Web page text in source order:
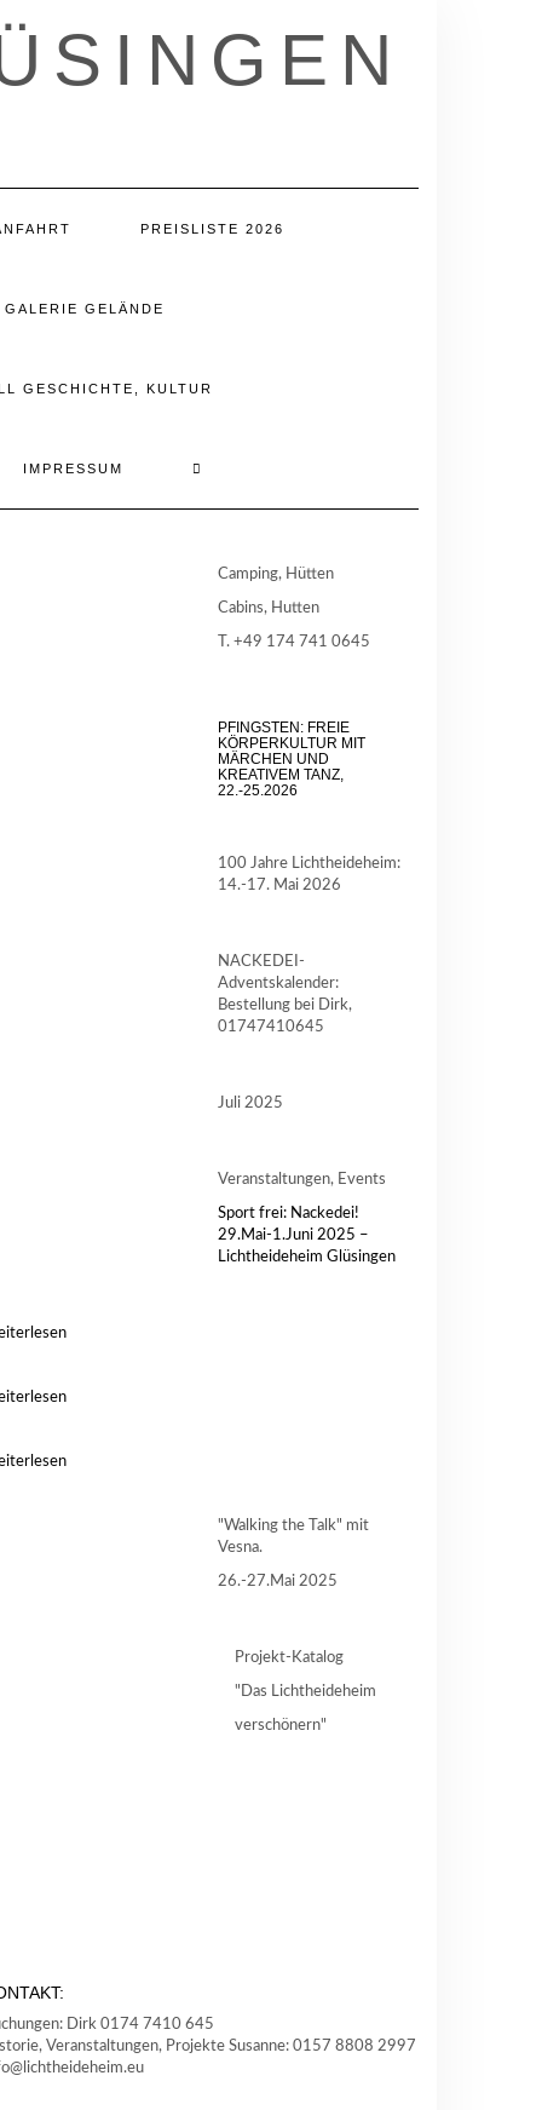
PREISLISTE 2026
GALERIE GELÄNDE
GESCHICHTE, KULTUR
IMPRESSUM
Camping, Hütten
Cabins, Hutten
T. +49 174 741 0645
PFINGSTEN: FREIE
KÖRPERKULTUR MIT
MÄRCHEN UND
KREATIVEM TANZ,
22.-25.2026
100 Jahre Lichtheideheim:
14.-17. Mai 2026
NACKEDEI-
Adventskalender:
Bestellung bei Dirk,
01747410645
Juli 2025
Veranstaltungen, Events
Sport frei: Nackedei!
29.Mai-1.Juni 2025 –
Lichtheideheim Glüsingen
"Walking the Talk" mit
Vesna.
26.-27.Mai 2025
Projekt-Katalog
"Das Lichtheideheim
verschönern"
Dirk 0174 7410 645
Veranstaltungen, Projekte Susanne: 0157 8808 2997